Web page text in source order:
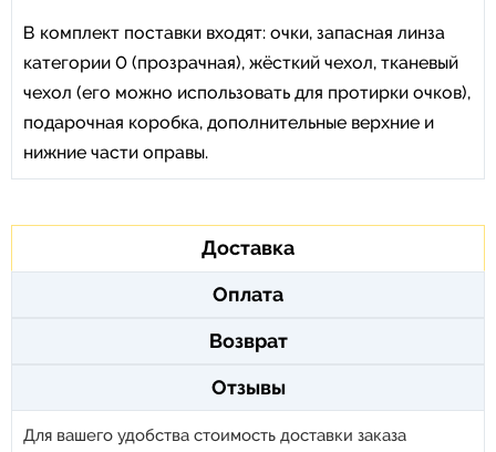
В комплект поставки входят: очки, запасная линза
категории 0 (прозрачная), жёсткий чехол, тканевый
чехол (его можно использовать для протирки очков),
подарочная коробка, дополнительные верхние и
нижние части оправы.
Доставка
Оплата
Возврат
Отзывы
Для вашего удобства стоимость доставки заказа